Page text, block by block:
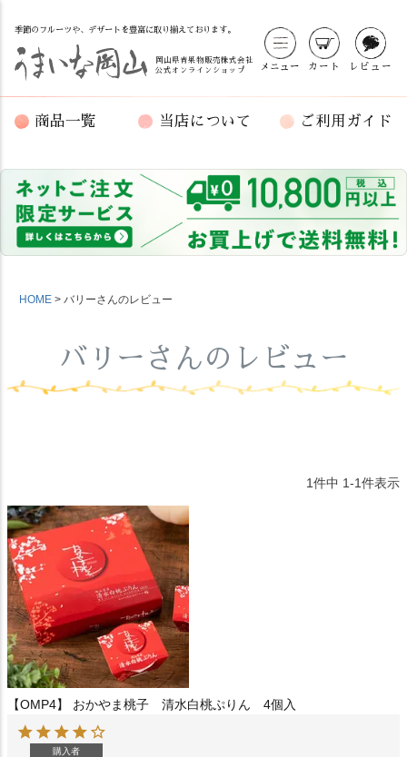
季節のフルーツや、デザートを豊富に取り揃えております。
岡山県青果物販売株式会社
公式オンラインショップ
メニュー カート レビュー
商品一覧 当店について ご利用ガイド
HOME バリーさんのレビュー
バリーさんのレビュー
1件中 1-1件表示
【OMP4】 おかやま桃子 清水白桃ぷりん 4個入
購入者